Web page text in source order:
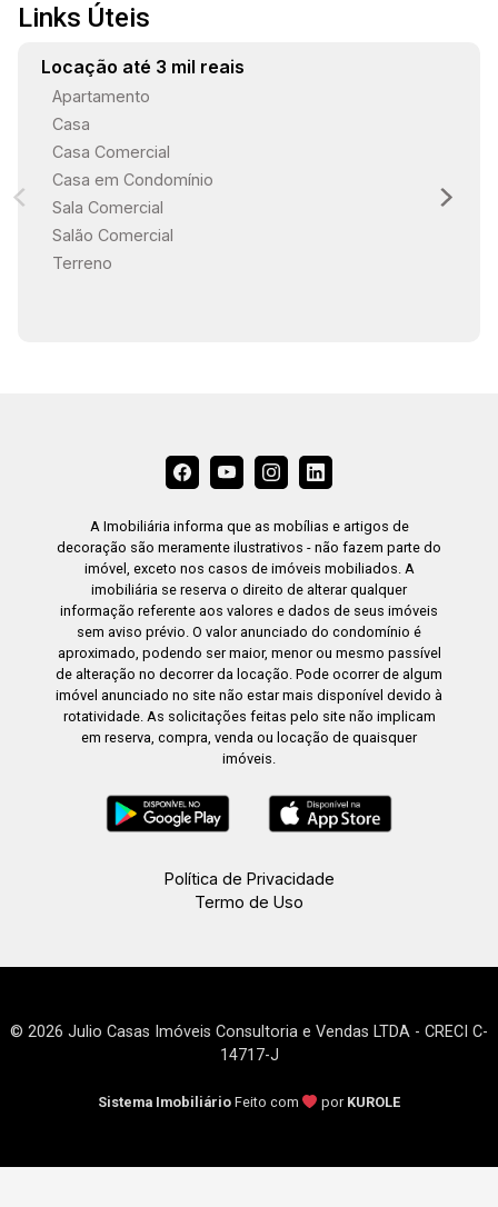
Links Úteis
Locação até 3 mil reais
Apartamento
Casa
Casa Comercial
Casa em Condomínio
Sala Comercial
Salão Comercial
Terreno
A Imobiliária informa que as mobílias e artigos de
decoração são meramente ilustrativos - não fazem parte do
imóvel, exceto nos casos de imóveis mobiliados. A
imobiliária se reserva o direito de alterar qualquer
informação referente aos valores e dados de seus imóveis
sem aviso prévio. O valor anunciado do condomínio é
aproximado, podendo ser maior, menor ou mesmo passível
de alteração no decorrer da locação. Pode ocorrer de algum
imóvel anunciado no site não estar mais disponível devido à
rotatividade. As solicitações feitas pelo site não implicam
em reserva, compra, venda ou locação de quaisquer
imóveis.
Política de Privacidade
Termo de Uso
© 2026 Julio Casas Imóveis Consultoria e Vendas LTDA - CRECI C-
14717-J
Sistema Imobiliário Feito com por KUROLE